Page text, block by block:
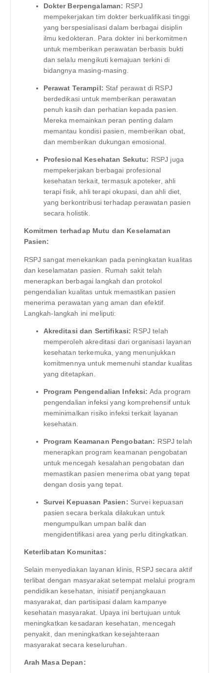
Dokter Berpengalaman: RSPJ
mempekerjakan tim dokter berkualifikasi tinggi
yang berspesialisasi dalam berbagai disiplin
ilmu kedokteran. Para dokter ini berkomitmen
untuk memberikan perawatan berbasis bukti
dan selalu mengikuti kemajuan terkini di
bidangnya masing-masing.
Perawat Terampil: Staf perawat di RSPJ
berdedikasi untuk memberikan perawatan
penuh kasih dan perhatian kepada pasien.
Mereka memainkan peran penting dalam
memantau kondisi pasien, memberikan obat,
dan memberikan dukungan emosional.
Profesional Kesehatan Sekutu: RSPJ juga
mempekerjakan berbagai profesional
kesehatan terkait, termasuk apoteker, ahli
terapi fisik, ahli terapi okupasi, dan ahli diet,
yang berkontribusi terhadap perawatan pasien
secara holistik.
Komitmen terhadap Mutu dan Keselamatan
Pasien:
RSPJ sangat menekankan pada peningkatan kualitas
dan keselamatan pasien. Rumah sakit telah
menerapkan berbagai langkah dan protokol
pengendalian kualitas untuk memastikan pasien
menerima perawatan yang aman dan efektif.
Langkah-langkah ini meliputi:
Akreditasi dan Sertifikasi: RSPJ telah
memperoleh akreditasi dari organisasi layanan
kesehatan terkemuka, yang menunjukkan
komitmennya untuk memenuhi standar kualitas
yang ditetapkan.
Program Pengendalian Infeksi: Ada program
pengendalian infeksi yang komprehensif untuk
meminimalkan risiko infeksi terkait layanan
kesehatan.
Program Keamanan Pengobatan: RSPJ telah
menerapkan program keamanan pengobatan
untuk mencegah kesalahan pengobatan dan
memastikan pasien menerima obat yang tepat
dengan dosis yang tepat.
Survei Kepuasan Pasien: Survei kepuasan
pasien secara berkala dilakukan untuk
mengumpulkan umpan balik dan
mengidentifikasi area yang perlu ditingkatkan.
Keterlibatan Komunitas:
Selain menyediakan layanan klinis, RSPJ secara aktif
terlibat dengan masyarakat setempat melalui program
pendidikan kesehatan, inisiatif penjangkauan
masyarakat, dan partisipasi dalam kampanye
kesehatan masyarakat. Upaya ini bertujuan untuk
meningkatkan kesadaran kesehatan, mencegah
penyakit, dan meningkatkan kesejahteraan
masyarakat secara keseluruhan.
Arah Masa Depan: